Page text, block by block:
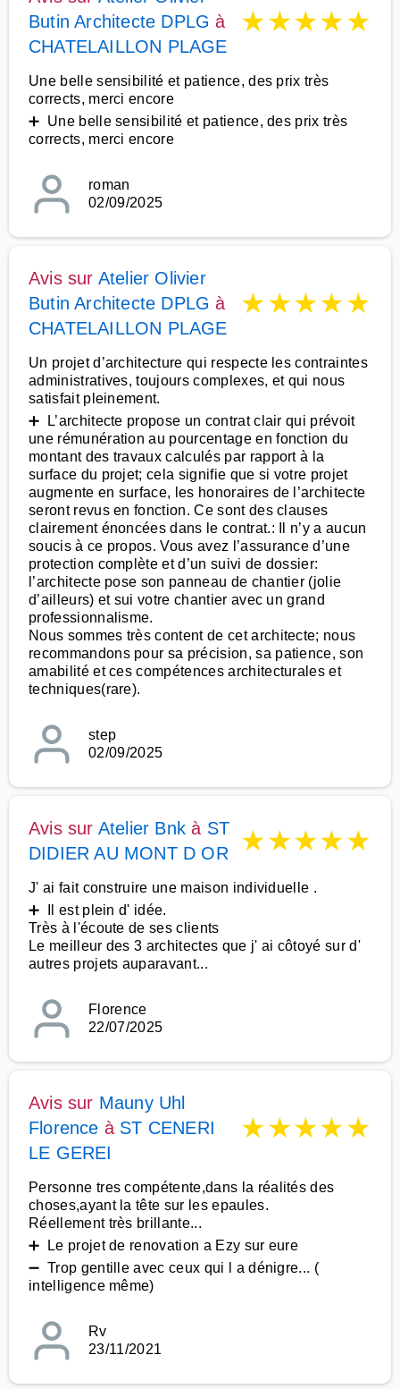
Butin Architecte DPLG à
CHATELAILLON PLAGE
★★★★★
Une belle sensibilité et patience, des prix très
corrects, merci encore
➕ Une belle sensibilité et patience, des prix très
corrects, merci encore
roman
02/09/2025
Avis sur Atelier Olivier
Butin Architecte DPLG à
CHATELAILLON PLAGE
★★★★★
Un projet d’architecture qui respecte les contraintes
administratives, toujours complexes, et qui nous
satisfait pleinement.
➕ L’architecte propose un contrat clair qui prévoit
une rémunération au pourcentage en fonction du
montant des travaux calculés par rapport à la
surface du projet; cela signifie que si votre projet
augmente en surface, les honoraires de l’architecte
seront revus en fonction. Ce sont des clauses
clairement énoncées dans le contrat.: Il n’y a aucun
soucis à ce propos. Vous avez l’assurance d’une
protection complète et d’un suivi de dossier:
l’architecte pose son panneau de chantier (jolie
d’ailleurs) et sui votre chantier avec un grand
professionnalisme.
Nous sommes très content de cet architecte; nous
recommandons pour sa précision, sa patience, son
amabilité et ces compétences architecturales et
techniques(rare).
step
02/09/2025
Avis sur Atelier Bnk à ST
DIDIER AU MONT D OR
★★★★★
J' ai fait construire une maison individuelle .
➕ Il est plein d' idée.
Très à l'écoute de ses clients
Le meilleur des 3 architectes que j' ai côtoyé sur d'
autres projets auparavant...
Florence
22/07/2025
Avis sur Mauny Uhl
Florence à ST CENERI
LE GEREI
★★★★★
Personne tres compétente,dans la réalités des
choses,ayant la tête sur les epaules.
Réellement très brillante...
➕ Le projet de renovation a Ezy sur eure
➖ Trop gentille avec ceux qui l a dénigre... (
intelligence même)
Rv
23/11/2021